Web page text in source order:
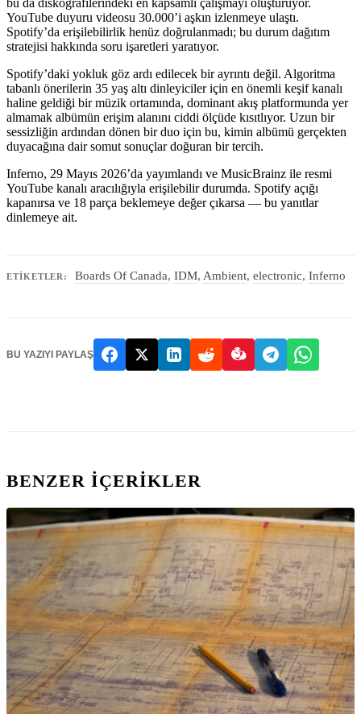
YouTube duyuru videosu 30.000’i aşkın izlenmeye ulaştı.
Spotify’da erişilebilirlik henüz doğrulanmadı; bu durum dağıtım
stratejisi hakkında soru işaretleri yaratıyor.
Spotify’daki yokluk göz ardı edilecek bir ayrıntı değil. Algoritma
tabanlı önerilerin 35 yaş altı dinleyiciler için en önemli keşif kanalı
haline geldiği bir müzik ortamında, dominant akış platformunda yer
almamak albümün erişim alanını ciddi ölçüde kısıtlıyor. Uzun bir
sessizliğin ardından dönen bir duo için bu, kimin albümü gerçekten
duyacağına dair somut sonuçlar doğuran bir tercih.
Inferno, 29 Mayıs 2026’da yayımlandı ve MusicBrainz ile resmi
YouTube kanalı aracılığıyla erişilebilir durumda. Spotify açığı
kapanırsa ve 18 parça beklemeye değer çıkarsa — bu yanıtlar
dinlemeye ait.
ETIKETLER: Boards Of Canada, IDM, Ambient, electronic, Inferno
BU YAZIYI PAYLAŞ
BENZER IÇERIKLER